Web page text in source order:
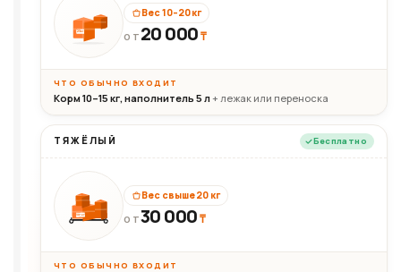
20кг
Вес 10–20 кг
ОТ 20 000₸
ЧТО ОБЫЧНО ВХОДИТ
Корм 10–15 кг, наполнитель 5 л+ лежак или переноска
ТЯЖЁЛЫЙ Бесплатно
30+кг
Вес свыше 20 кг
ОТ30 000₸
ЧТО ОБЫЧНО ВХОДИТ